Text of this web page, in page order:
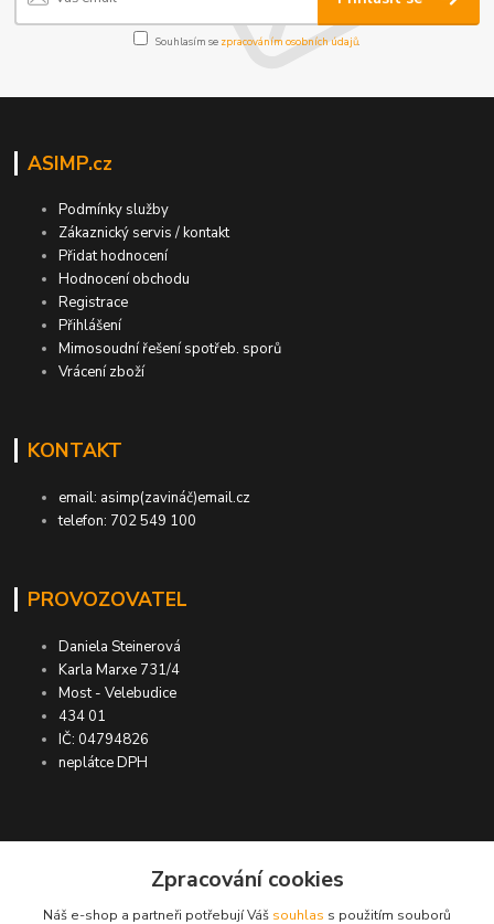
Souhlasím se zpracováním osobních údajů.
ASIMP.cz
Podmínky služby
Zákaznický servis / kontakt
Přidat hodnocení
Hodnocení obchodu
Registrace
Přihlášení
Mimosoudní řešení spotřeb. sporů
Vrácení zboží
KONTAKT
email: asimp(zavináč)email.cz
telefon: 702 549 100
PROVOZOVATEL
Daniela Steinerová
Karla Marxe 731/4
Most - Velebudice
434 01
IČ: 04794826
neplátce DPH
ASIMP.cz
Zpracování cookies
Náš e-shop a partneři potřebují Váš souhlas s použitím souborů